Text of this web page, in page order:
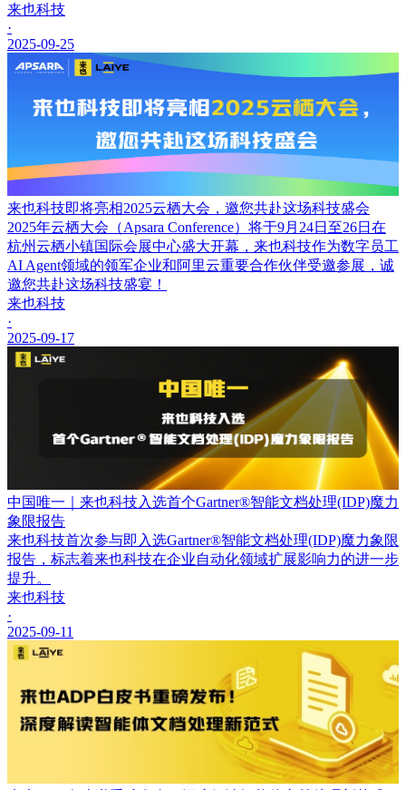
来也科技
·
2025-09-25
来也科技即将亮相2025云栖大会，邀您共赴这场科技盛会
2025年云栖大会（Apsara Conference）将于9月24日至26日在
杭州云栖小镇国际会展中心盛大开幕，来也科技作为数字员工
AI Agent领域的领军企业和阿里云重要合作伙伴受邀参展，诚
邀您共赴这场科技盛宴！
来也科技
·
2025-09-17
中国唯一｜来也科技入选首个Gartner®智能文档处理(IDP)魔力
象限报告
来也科技首次参与即入选Gartner®智能文档处理(IDP)魔力象限
报告，标志着来也科技在企业自动化领域扩展影响力的进一步
提升。
来也科技
·
2025-09-11